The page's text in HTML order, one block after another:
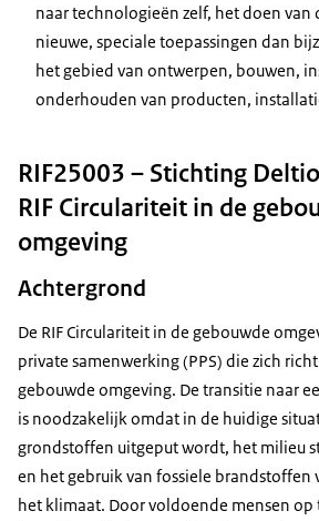
naar technologieën zelf, het doen van
nieuwe, speciale toepassingen dan
het gebied van ontwerpen, bouwen,
onderhouden van producten,
RIF25003 – Stichting
RIF Circulariteit in de
omgeving
Achtergrond
De RIF Circulariteit in de gebouwde
private samenwerking (PPS) die zich
gebouwde omgeving. De transitie naar
is noodzakelijk omdat in de huidige
grondstoffen uitgeput wordt, het milieu
en het gebruik van fossiele brandstoffen
het klimaat. Door voldoende mensen op